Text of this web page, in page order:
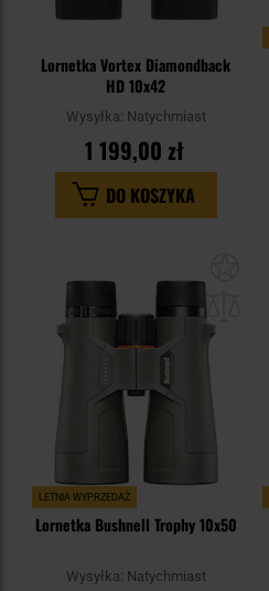
Lornetka Vortex Diamondback
HD 10x42
Wysyłka: Natychmiast
1 199,00 zł
DO KOSZYKA
LETNIA WYPRZEDAŻ
Lornetka Bushnell Trophy 10x50
Wysyłka: Natychmiast